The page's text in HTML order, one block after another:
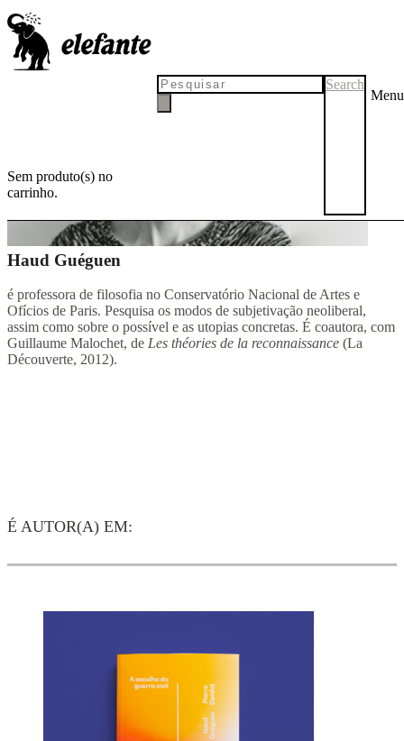
Sem produto(s) no
carrinho.
Search
Menu
Haud Guéguen
é professora de filosofia no Conservatório Nacional de Artes e
Ofícios de Paris. Pesquisa os modos de subjetivação neoliberal,
assim como sobre o possível e as utopias concretas. É coautora, com
Guillaume Malochet, de Les théories de la reconnaissance (La
Découverte, 2012).
É AUTOR(A) EM: